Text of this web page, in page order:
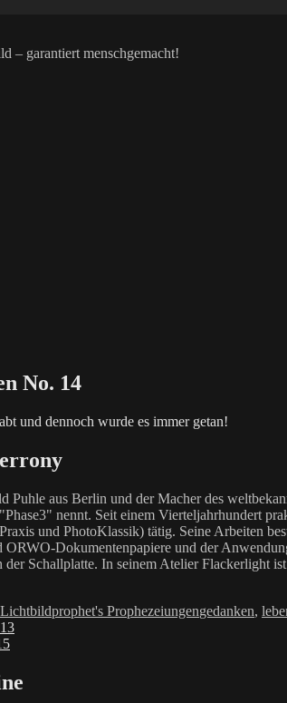
– garantiert menschgemacht!
No. 14
und dennoch wurde es immer getan!
aus Berlin und der Macher des
nennt. Seit einem Vierteljahrhundert
und PhotoKlassik) tätig. Seine Arbeiten
ORWO-Dokumentenpapiere und der
Schallplatte. In seinem Atelier Flackerlight
Kategorien
Lichtbildprophet's ProphezeiungenSchlagwörter
gedanken,